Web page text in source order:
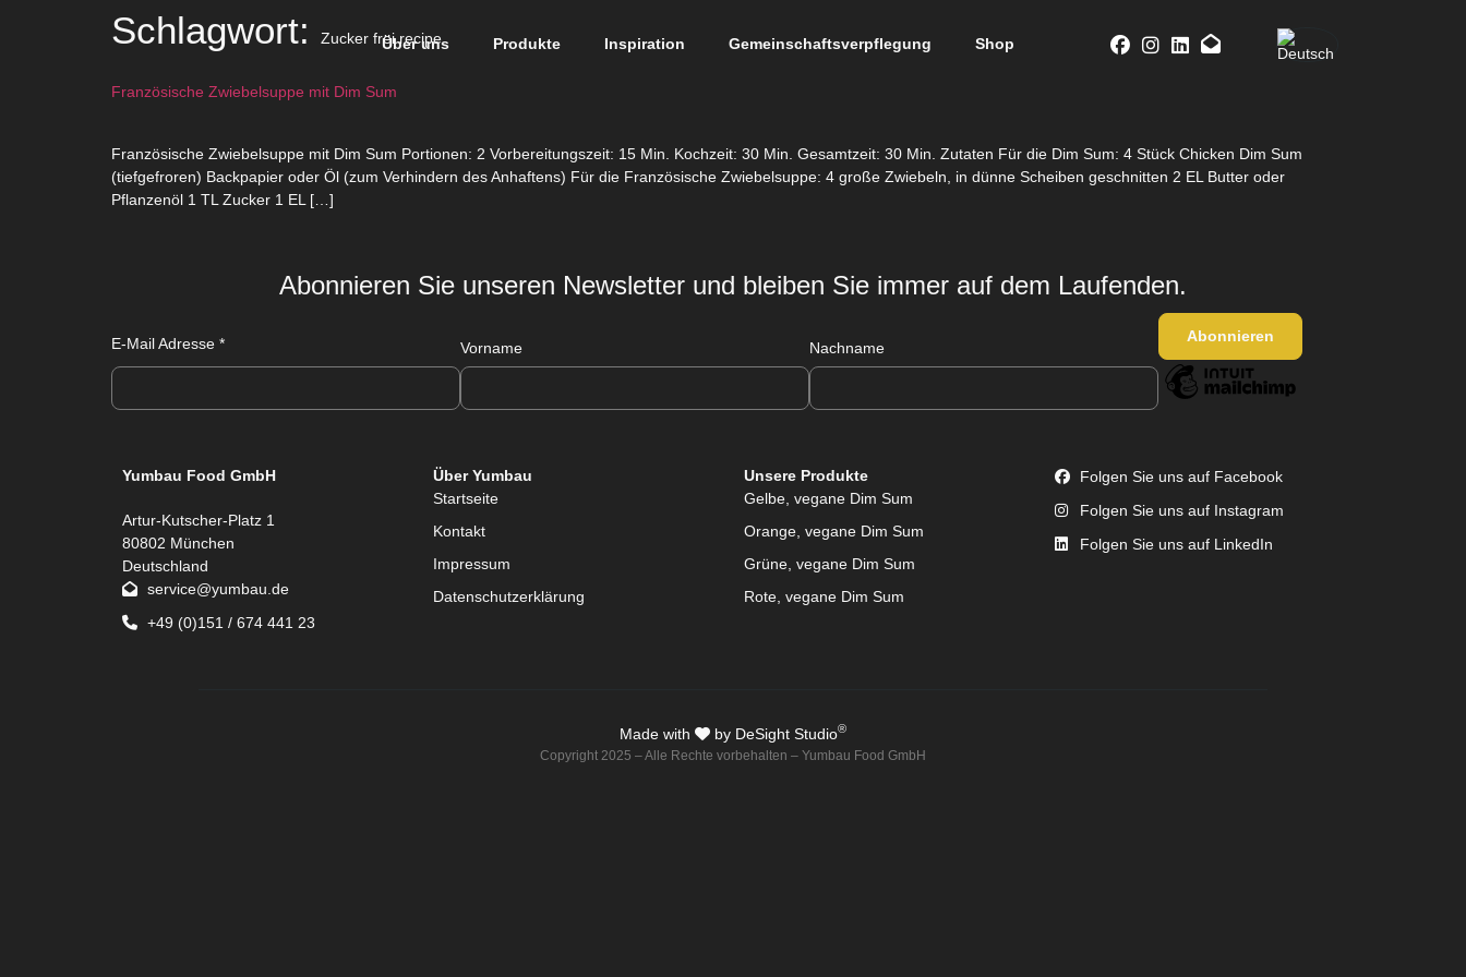
Über uns Produkte Inspiration Gemeinschaftsverpflegung Shop
Schlagwort: Zucker frei recipe
Französische Zwiebelsuppe mit Dim Sum
Französische Zwiebelsuppe mit Dim Sum Portionen: 2 Vorbereitungszeit: 15 Min. Kochzeit: 30 Min. Gesamtzeit: 30 Min. Zutaten Für die Dim Sum: 4 Stück Chicken Dim Sum
(tiefgefroren) Backpapier oder Öl (zum Verhindern des Anhaftens) Für die Französische Zwiebelsuppe: 4 große Zwiebeln, in dünne Scheiben geschnitten 2 EL Butter oder
Pflanzenöl 1 TL Zucker 1 EL […]
Abonnieren Sie unseren Newsletter und bleiben Sie immer auf dem Laufenden.
E-Mail Adresse * Vorname Nachname
Yumbau Food GmbH
Artur-Kutscher-Platz 1
80802 München
Deutschland
service@yumbau.de
+49 (0)151 / 674 441 23
Über Yumbau
Startseite
Kontakt
Impressum
Datenschutzerklärung
Unsere Produkte
Gelbe, vegane Dim Sum
Orange, vegane Dim Sum
Grüne, vegane Dim Sum
Rote, vegane Dim Sum
Folgen Sie uns auf Facebook
Folgen Sie uns auf Instagram
Folgen Sie uns auf LinkedIn
Made with by DeSight Studio®
Copyright 2025 – Alle Rechte vorbehalten – Yumbau Food GmbH